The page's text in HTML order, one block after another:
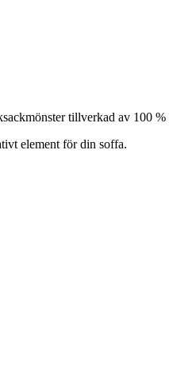
tillverkad av 100
element för din soffa.